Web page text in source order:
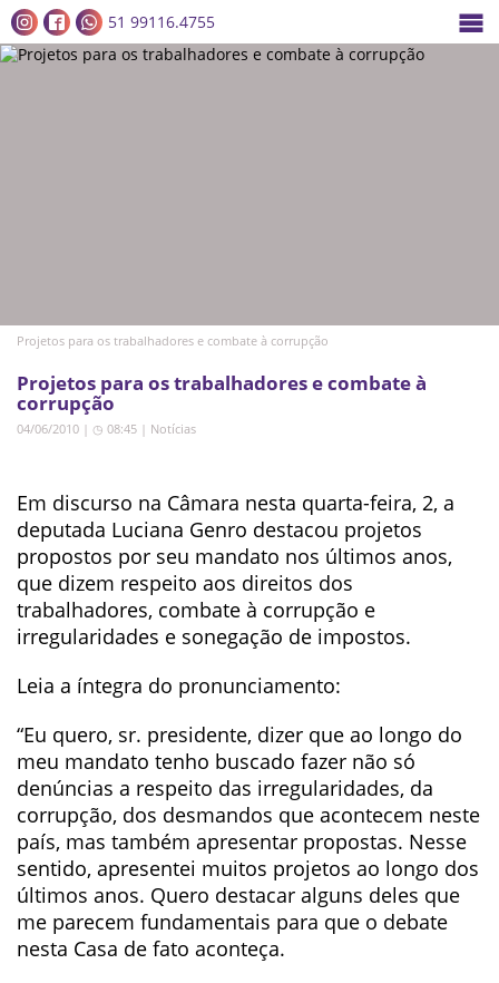
51 99116.4755
Projetos para os trabalhadores e combate à corrupção
Projetos para os trabalhadores e combate à
corrupção
04/06/2010 | ◷ 08:45 | Notícias
Em discurso na Câmara nesta quarta-feira, 2, a
deputada Luciana Genro destacou projetos
propostos por seu mandato nos últimos anos,
que dizem respeito aos direitos dos
trabalhadores, combate à corrupção e
irregularidades e sonegação de impostos.
Leia a íntegra do pronunciamento:
“Eu quero, sr. presidente, dizer que ao longo do
meu mandato tenho buscado fazer não só
denúncias a respeito das irregularidades, da
corrupção, dos desmandos que acontecem neste
país, mas também apresentar propostas. Nesse
sentido, apresentei muitos projetos ao longo dos
últimos anos. Quero destacar alguns deles que
me parecem fundamentais para que o debate
nesta Casa de fato aconteça.